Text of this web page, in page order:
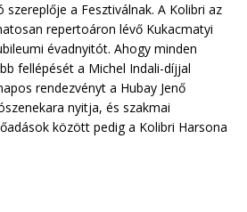
szereplője a Fesztiválnak. A Kolibri az
repertoáron lévő Kukacmatyi
évadnyitót. Ahogy minden
fellépését a Michel Indali-díjjal
rendezvényt a Hubay Jenő
nyitja, és szakmai
között pedig a Kolibri Harsona